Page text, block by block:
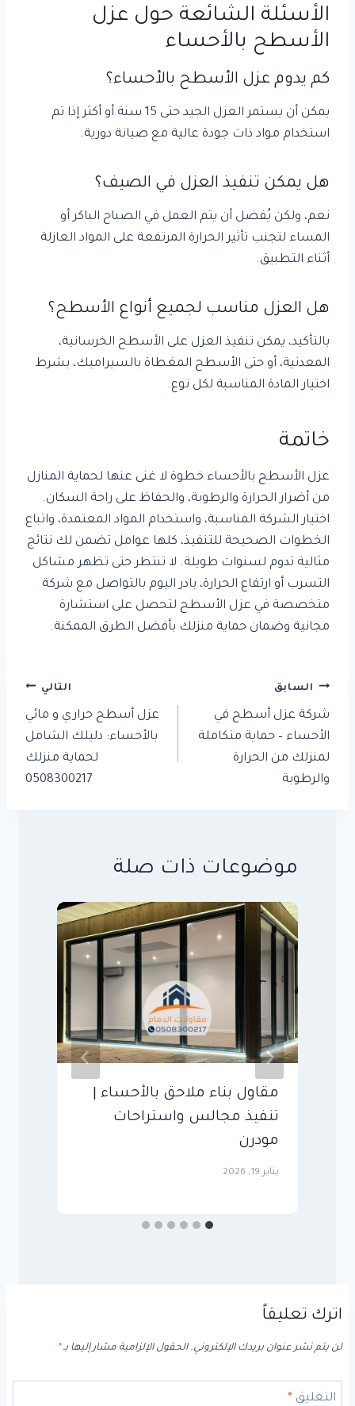
الأسئلة الشائعة حول عزل
الأسطح بالأحساء
كم يدوم عزل الأسطح بالأحساء؟
يمكن أن يستمر العزل الجيد حتى 15 سنة أو أكثر إذا تم
استخدام مواد ذات جودة عالية مع صيانة دورية.
هل يمكن تنفيذ العزل في الصيف؟
نعم، ولكن يُفضل أن يتم العمل في الصباح الباكر أو
المساء لتجنب تأثير الحرارة المرتفعة على المواد العازلة
أثناء التطبيق.
هل العزل مناسب لجميع أنواع الأسطح؟
بالتأكيد، يمكن تنفيذ العزل على الأسطح الخرسانية،
المعدنية، أو حتى الأسطح المغطاة بالسيراميك، بشرط
اختيار المادة المناسبة لكل نوع.
خاتمة
عزل الأسطح بالأحساء خطوة لا غنى عنها لحماية المنازل
من أضرار الحرارة والرطوبة، والحفاظ على راحة السكان.
اختيار الشركة المناسبة، واستخدام المواد المعتمدة، واتباع
الخطوات الصحيحة للتنفيذ، كلها عوامل تضمن لك نتائج
مثالية تدوم لسنوات طويلة. لا تنتظر حتى تظهر مشاكل
التسرب أو ارتفاع الحرارة، بادر اليوم بالتواصل مع شركة
متخصصة في عزل الأسطح لتحصل على استشارة
مجانية وضمان حماية منزلك بأفضل الطرق الممكنة.
تصفّح
المقالات
السابق
شركة عزل أسطح في
الأحساء – حماية متكاملة
لمنزلك من الحرارة
والرطوبة
التالي
عزل أسطح حراري و مائي
بالأحساء: دليلك الشامل
لحماية منزلك
0508300217
موضوعات ذات صلة
مقاول بناء ملاحق بالأحساء |
تنفيذ مجالس واستراحات
مودرن
يناير 19, 2026
اترك تعليقاً
لن يتم نشر عنوان بريدك الإلكتروني. الحقول الإلزامية مشار إليها بـ*
التعليق*